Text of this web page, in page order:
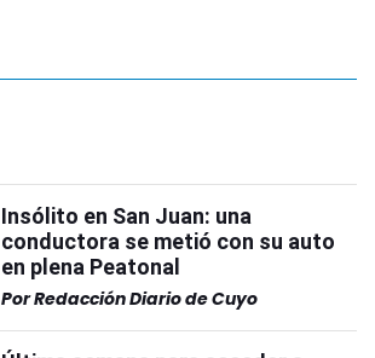
Insólito en San Juan: una
conductora se metió con su auto
en plena Peatonal
PorRedacción Diario de Cuyo